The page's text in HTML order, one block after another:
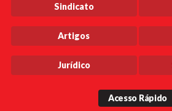
Sindicato
Artigos
Jurídico
Acesso Rápido